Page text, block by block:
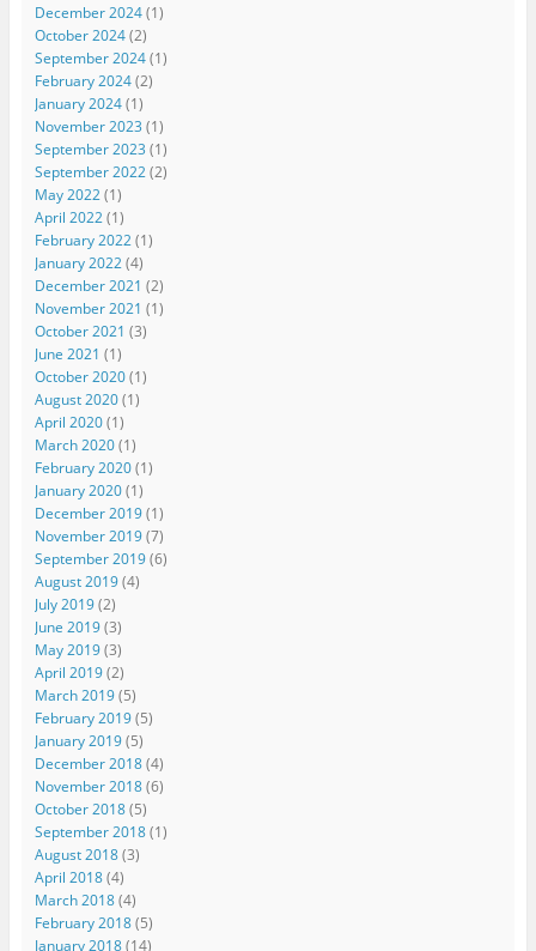
December 2024(1)
October 2024(2)
September 2024(1)
February 2024(2)
January 2024(1)
November 2023 (1)
September 2023 (1)
September 2022(2)
May 2022(1)
April 2022(1)
February 2022(1)
January 2022(4)
December 2021 (2)
November 2021 (1)
October 2021 (3)
June 2021 (1)
October 2020(1)
August 2020(1)
April 2020(1)
March 2020(1)
February 2020(1)
January 2020(1)
December 2019(1)
November 2019(7)
September 2019(6)
August 2019(4)
July 2019(2)
June 2019(3)
May 2019(3)
April 2019(2)
March 2019(5)
February 2019(5)
January 2019(5)
December 2018(4)
November 2018(6)
October 2018(5)
September 2018(1)
August 2018(3)
April 2018(4)
March 2018(4)
February 2018(5)
January 2018(14)